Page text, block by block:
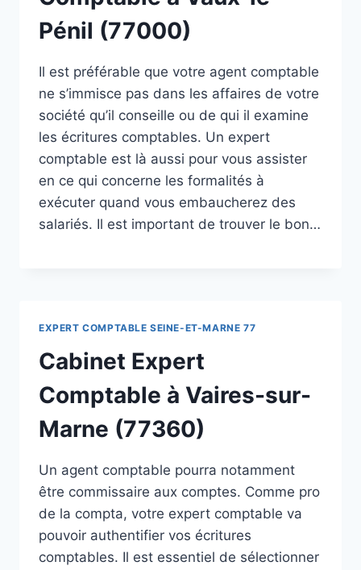
Pénil (77000)
Il est préférable que votre agent comptable
ne s’immisce pas dans les affaires de votre
société qu’il conseille ou de qui il examine
les écritures comptables. Un expert
comptable est là aussi pour vous assister
en ce qui concerne les formalités à
exécuter quand vous embaucherez des
salariés. Il est important de trouver le bon…
EXPERT COMPTABLE SEINE-ET-MARNE 77
Cabinet Expert
Comptable à Vaires-sur-
Marne (77360)
Un agent comptable pourra notamment
être commissaire aux comptes. Comme pro
de la compta, votre expert comptable va
pouvoir authentifier vos écritures
comptables. Il est essentiel de sélectionner